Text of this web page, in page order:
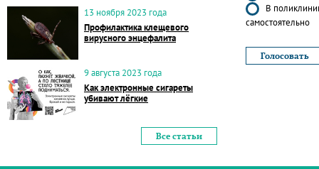
13 ноября 2023 года
Профилактика клещевого
вирусного энцефалита
9 августа 2023 года
Как электронные сигареты
убивают лёгкие
Все статьи
В
самостоятельно